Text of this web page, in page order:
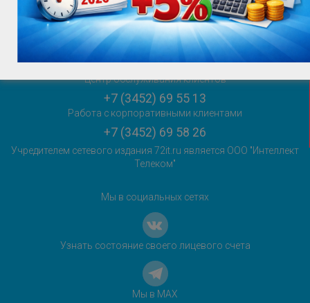
Горяева Е.Ю.
+7 (3452) 69 55 27
sales@72it.ru
Центр обслуживания клиентов
+7 (3452) 69 55 13
Работа с корпоративными клиентами
+7 (3452) 69 58 26
Учредителем сетевого издания 72it.ru является ООО "Интеллект
Телеком"
Мы в социальных сетях
Узнать состояние своего лицевого счета
Мы в MAX